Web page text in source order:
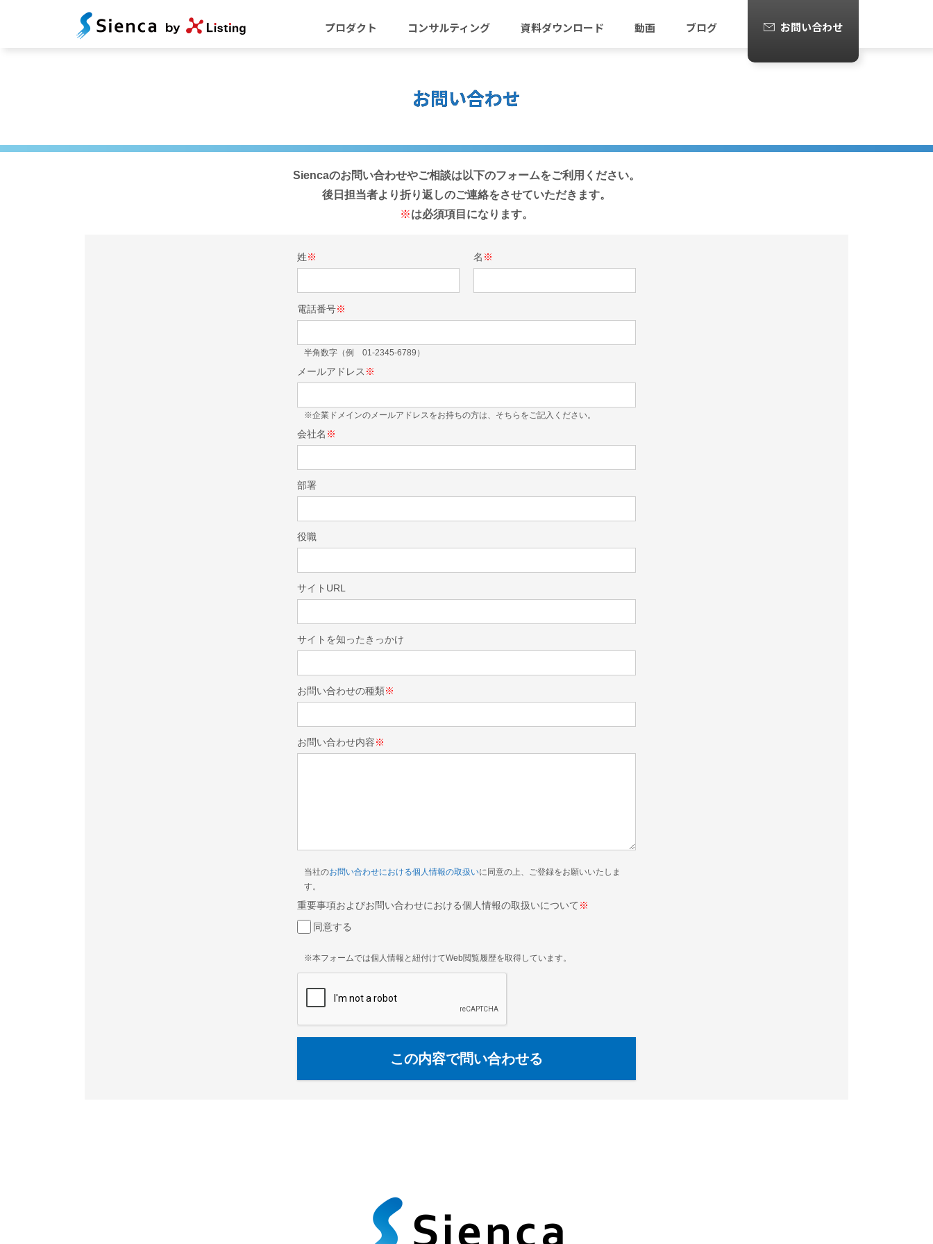
プロダクト コンサルティング 資料ダウンロード 動画 ブログ お問い合わせ
お問い合わせ
Siencaのお問い合わせやご相談は以下のフォームをご利用ください。
後日担当者より折り返しのご連絡をさせていただきます。
※は必須項目になります。
姓※ 名 ※
電話番号※
半角数字（例 01-2345-6789）
メールアドレス ※
※企業ドメインのメールアドレスをお持ちの方は、そちらをご記入ください。
会社名 ※
部署
役職
サイトURL
サイトを知ったきっかけ
お問い合わせの種類※
お問い合わせ内容※
当社のお問い合わせにおける個人情報の取扱いに同意の上、ご登録をお願いいたしま
す。
重要事項およびお問い合わせにおける個人情報の取扱いについて ※
同意する
※本フォームでは個人情報と紐付けてWeb閲覧履歴を取得しています。
この内容で問い合わせる